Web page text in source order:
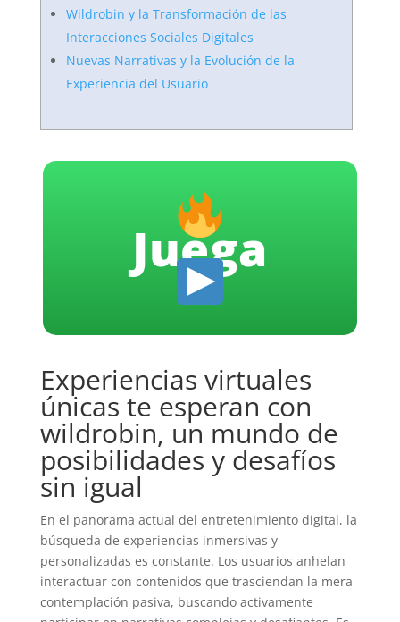
Wildrobin y la Transformación de las
Interacciones Sociales Digitales
Nuevas Narrativas y la Evolución de la
Experiencia del Usuario
Juega
Experiencias virtuales
únicas te esperan con
wildrobin, un mundo de
posibilidades y desafíos
sin igual
En el panorama actual del entretenimiento digital, la
búsqueda de experiencias inmersivas y
personalizadas es constante. Los usuarios anhelan
interactuar con contenidos que trasciendan la mera
contemplación pasiva, buscando activamente